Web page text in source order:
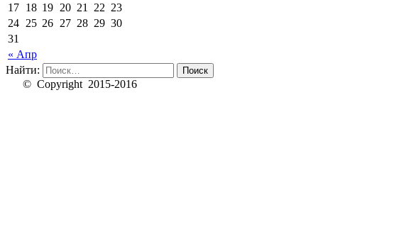
« Апр
17 18 19 20 21 22 23
24 25 26 27 28 29 30
31
Найти:
© Copyright 2015-2016